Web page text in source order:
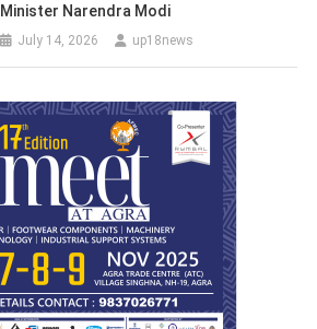
Minister Narendra Modi
July 14, 2026 up18news